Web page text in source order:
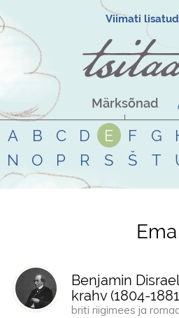
Viimati lisatud
Märksõnad
A B C D E F G
N
O P R S Š T
Tsitaadid teemal ema
Ema
Benjamin
krahv (1804-1881
briti riigimees ja